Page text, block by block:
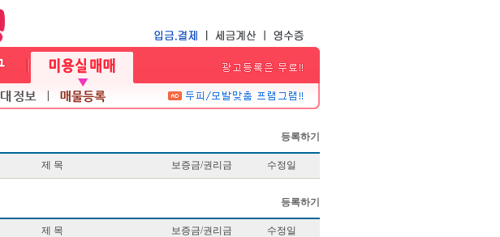
등록하기
제 목 보증금/권리금 수정일
등록하기
제 목 보증금/권리금 수정일